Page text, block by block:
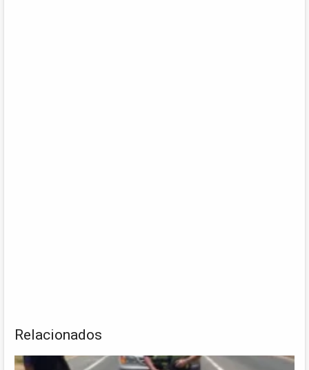
Relacionados